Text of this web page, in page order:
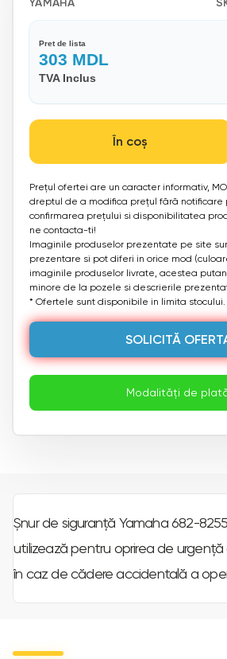
YAMAHA
Pret de lista
303 MDL
TVA Inclus
În coș
Prețul ofertei are un caracter informativ,
dreptul de a modifica prețul fără notificare
confirmarea prețului si disponibilitatea
ne contacta-ti!
Imaginile produselor prezentate pe site
prezentare si pot diferi in orice mod
imaginile produselor livrate, acestea
minore de la pozele si descrierile
* Ofertele sunt disponibile in limita stocului.
SOLICITĂ
Modalități de
Șnur de siguranță Yamaha 682-
utilizează pentru oprirea de
în caz de cădere accidentală a